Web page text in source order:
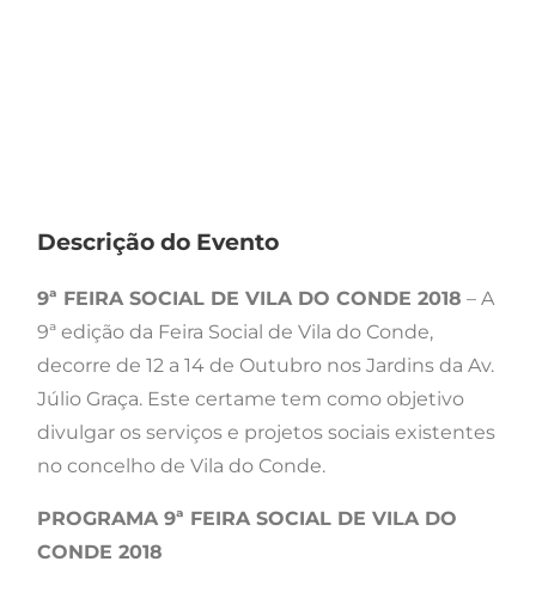
Descrição do Evento
9ª FEIRA SOCIAL DE VILA DO CONDE 2018 – A
9ª edição da Feira Social de Vila do Conde,
decorre de 12 a 14 de Outubro nos Jardins da Av.
Júlio Graça. Este certame tem como objetivo
divulgar os serviços e projetos sociais existentes
no concelho de Vila do Conde.
PROGRAMA 9ª FEIRA SOCIAL DE VILA DO
CONDE 2018